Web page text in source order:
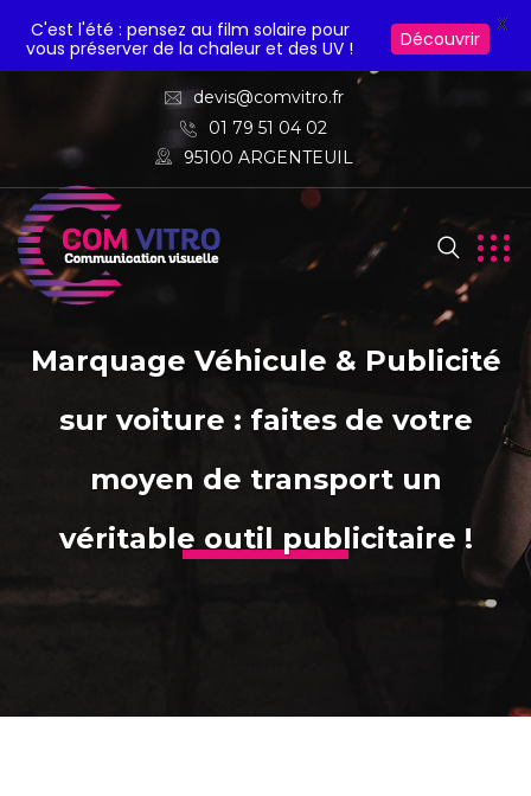
devis@comvitro.fr
01 79 51 04 02
95100 ARGENTEUIL
Marquage Véhicule & Publicité
sur voiture : faites de votre
moyen de transport un
véritable outil publicitaire !
C'est l'été : pensez au film solaire pour
vous préserver de la chaleur et des UV !
Découvrir
X